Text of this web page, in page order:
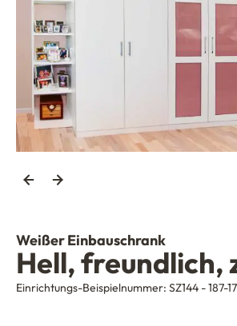
Weißer Einbauschrank
Hell, freundlich,
Einrichtungs-Beispielnummer: SZ144 - 187-17